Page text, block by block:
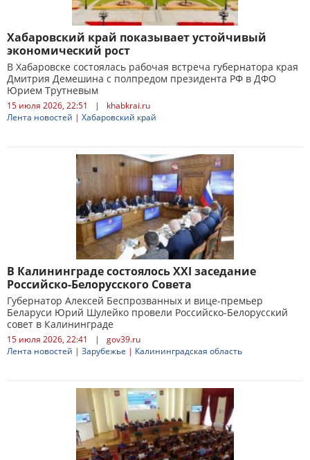
Хабаровский край показывает устойчивый
экономический рост
В Хабаровске состоялась рабочая встреча губернатора края
Дмитрия Демешина с полпредом президента РФ в ДФО
Юрием Трутневым
15 июля 2026, 22:51 |
khabkrai.ru
Лента новостей | Хабаровский край
В Калининграде состоялось XXI заседание
Российско-Белорусского Совета
Губернатор Алексей Беспрозванных и вице-премьер
Беларуси Юрий Шулейко провели Российско-Белорусский
совет в Калининграде
15 июля 2026, 22:41 |
gov39.ru
Лента новостей | Зарубежье | Калининградская область